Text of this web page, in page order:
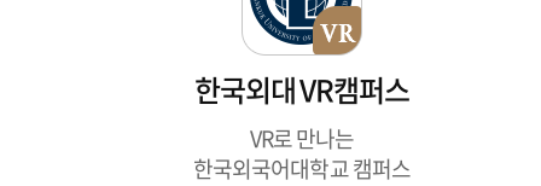
한국외대 VR캠퍼스
VR로 만나는
한국외국어대학교 캠퍼스